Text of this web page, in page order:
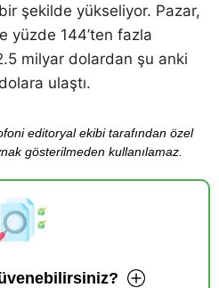
şekilde yükseliyor. Pazar,
yüzde 144’ten fazla
milyar dolardan şu anki
ulaştı.
editoryal ekibi tarafından özel
gösterilmeden kullanılamaz.